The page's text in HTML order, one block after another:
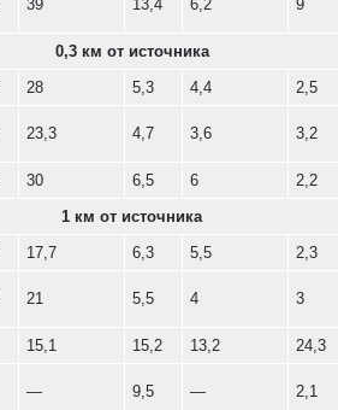
39 13,4 6,2 9
0,3 км от источника
28 5,3 4,4
2,5
23,3 4,7 3,6 3,2
30 6,5 6
2,2
1 км от источника
17,7 6,3 5,5
2,3
21 5,5 4 3
15,1 15,2 13,2
24,3
— 9,5 — 2,1